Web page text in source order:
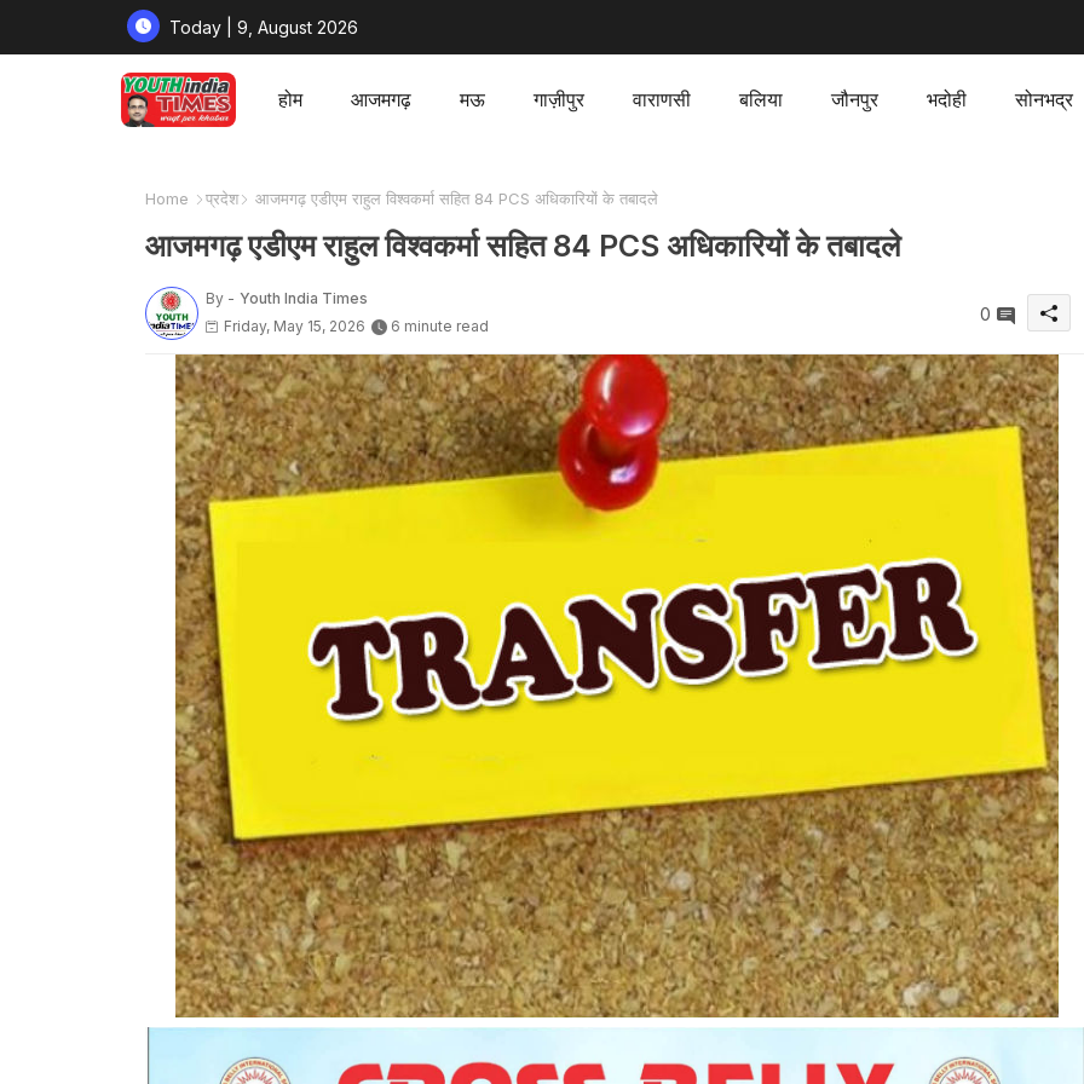
Today | 9, August 2026
होम आजमगढ़ मऊ गाज़ीपुर वाराणसी बलिया जौनपुर भदोही सोनभद्र
Home प्रदेश आजमगढ़ एडीएम राहुल विश्वकर्मा सहित 84 PCS अधिकारियों के तबादले
आजमगढ़ एडीएम राहुल विश्वकर्मा सहित 84 PCS अधिकारियों के तबादले
By - Youth India Times
Friday, May 15, 2026
6 minute read
0